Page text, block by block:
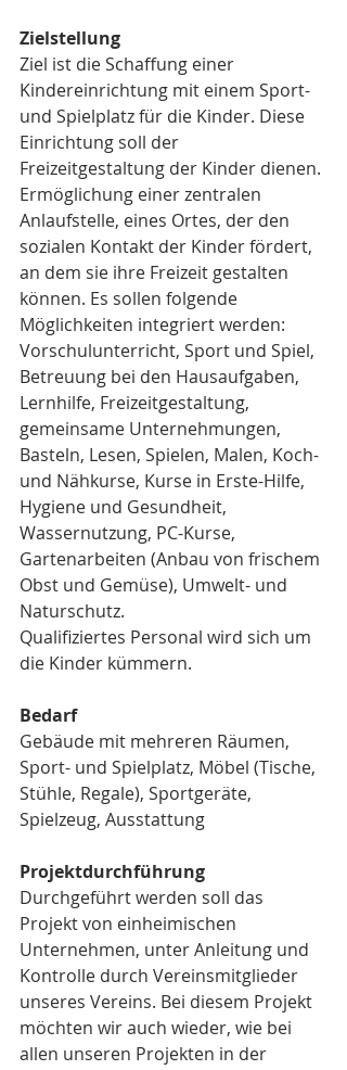
Zielstellung
Ziel ist die Schaffung einer
Kindereinrichtung mit einem Sport-
und Spielplatz für die Kinder. Diese
Einrichtung soll der
Freizeitgestaltung der Kinder dienen.
Ermöglichung einer zentralen
Anlaufstelle, eines Ortes, der den
sozialen Kontakt der Kinder fördert,
an dem sie ihre Freizeit gestalten
können. Es sollen folgende
Möglichkeiten integriert werden:
Vorschulunterricht, Sport und Spiel,
Betreuung bei den Hausaufgaben,
Lernhilfe, Freizeitgestaltung,
gemeinsame Unternehmungen,
Basteln, Lesen, Spielen, Malen, Koch-
und Nähkurse, Kurse in Erste-Hilfe,
Hygiene und Gesundheit,
Wassernutzung, PC-Kurse,
Gartenarbeiten (Anbau von frischem
Obst und Gemüse), Umwelt- und
Naturschutz.
Qualifiziertes Personal wird sich um
die Kinder kümmern.
Bedarf
Gebäude mit mehreren Räumen,
Sport- und Spielplatz, Möbel (Tische,
Stühle, Regale), Sportgeräte,
Spielzeug, Ausstattung
Projektdurchführung
Durchgeführt werden soll das
Projekt von einheimischen
Unternehmen, unter Anleitung und
Kontrolle durch Vereinsmitglieder
unseres Vereins. Bei diesem Projekt
möchten wir auch wieder, wie bei
allen unseren Projekten in der